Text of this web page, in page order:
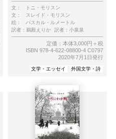
文：
トニ・モリスン
文：
スレイド・モリスン
絵：
パスカル・ルメートル
訳者： 鵜殿えりか 訳者： 小泉泉
定価：本体3,000円＋税
ISBN 978-4-622-08800-4 C0797
2020年7月1日発行
文学・エッセイ 外国文学・詩